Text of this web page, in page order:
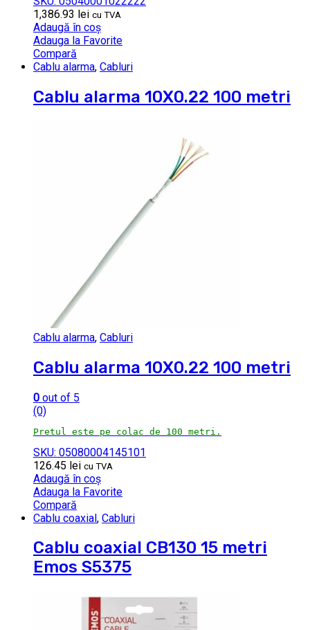
1,386.93 lei cu TVA
Adaugă în coș
Adauga la Favorite
Compară
Cablu alarma, Cabluri
Cablu alarma 10X0.22 100 metri
Cablu alarma, Cabluri
Cablu alarma 10X0.22 100 metri
0 out of 5
(0)
Pretul este pe colac de 100 metri.
SKU: 05080004145101
126.45 lei cu TVA
Adaugă în coș
Adauga la Favorite
Compară
Cablu coaxial, Cabluri
Cablu coaxial CB130 15 metri
Emos S5375